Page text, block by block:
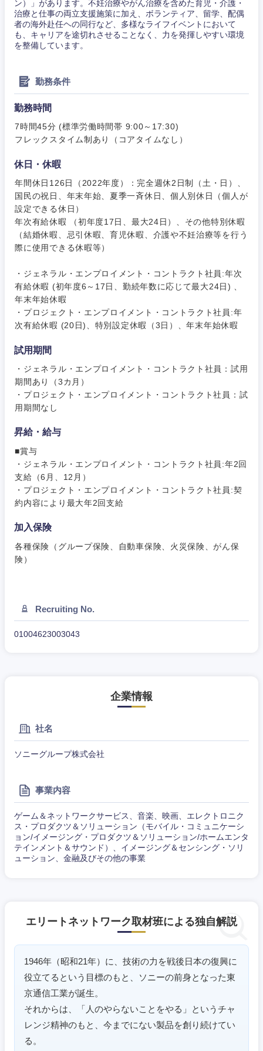
ン）」があります。不妊治療やがん治療を含めた育児・介護・
治療と仕事の両立支援施策に加え、ボランティア、留学、配偶
者の海外赴任ヘの同行など、多様なライフイベントにおいて
も、キャリアを途切れさせることなく、力を発揮しやすい環境
を整備しています。
勤務条件
勤務時間
7時間45分 (標準労働時間帯 9:00～17:30)
フレックスタイム制あり（コアタイムなし）
休日・休暇
年間休日126日（2022年度）：完全週休2日制（土・日）、
国民の祝日、年末年始、夏季一斉休日、個人別休日（個人が
設定できる休日）
年次有給休暇 （初年度17日、最大24日）、その他特別休暇
（結婚休暇、忌引休暇、育児休暇、介護や不妊治療等を行う
際に使用できる休暇等）
・ジェネラル・エンプロイメント・コントラクト社員:年次
有給休暇 (初年度6～17日、勤続年数に応じて最大24日) 、
年末年始休暇
・プロジェクト・エンプロイメント・コントラクト社員:年
次有給休暇 (20日)、特別設定休暇（3日）、年末年始休暇
試用期間
・ジェネラル・エンプロイメント・コントラクト社員：試用
期間あり（3カ月）
・プロジェクト・エンプロイメント・コントラクト社員：試
用期間なし
昇給・給与
■賞与
・ジェネラル・エンプロイメント・コントラクト社員:年2回
支給（6月、12月）
・プロジェクト・エンプロイメント・コントラクト社員:契
約内容により最大年2回支給
加入保険
各種保険（グループ保険、自動車保険、火災保険、がん保
険）
Recruiting No.
01004623003043
企業情報
社名
ソニーグループ株式会社
事業内容
ゲーム＆ネットワークサービス、音楽、映画、エレクトロニク
ス・プロダクツ＆ソリューション（モバイル・コミュニケーシ
ョン/イメージング・プロダクツ＆ソリューション/ホームエンタ
テインメント＆サウンド）、イメージング＆センシング・ソリ
ューション、金融及びその他の事業
エリートネットワーク取材班による独自解説
1946年（昭和21年）に、技術の力を戦後日本の復興に
役立てるという目標のもと、ソニーの前身となった東
京通信工業が誕生。
それからは、「人のやらないことをやる」というチャ
レンジ精神のもと、今までにない製品を創り続けてい
る。
山梨県 長野県
東海地方
愛知県
滋賀県 京都府